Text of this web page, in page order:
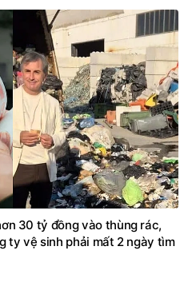
30 tỷ đồng vào thùng rác,
ty vệ sinh phải mất 2 ngày tìm